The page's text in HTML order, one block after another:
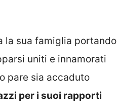
la sua famiglia portando
uniti e innamorati
pare sia accaduto
per i suoi rapporti